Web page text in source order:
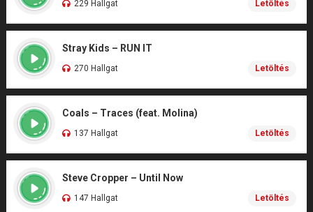
229 Hallgat Letöltés
Stray Kids – RUN IT
270 Hallgat Letöltés
Coals – Traces (feat. Molina)
137 Hallgat Letöltés
Steve Cropper – Until Now
147 Hallgat Letöltés